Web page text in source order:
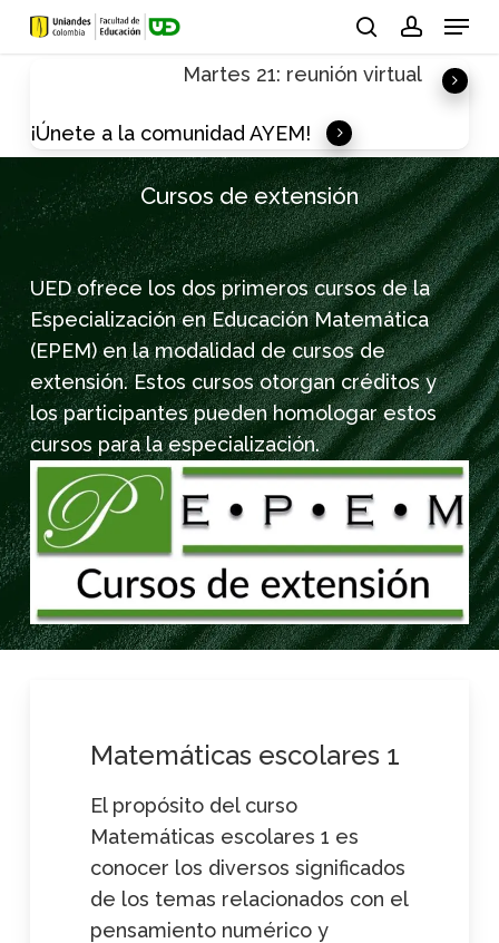
Skip
Menu
Martes 21: reunión virtual
¡Únete a la comunidad AYEM!
Cursos de extensión
UED ofrece los dos primeros cursos de la
Especialización en Educación Matemática
(EPEM) en la modalidad de cursos de
extensión. Estos cursos otorgan créditos y
los participantes pueden homologar estos
cursos para la especialización.
Matemáticas escolares 1
El propósito del curso
Matemáticas escolares 1 es
conocer los diversos significados
de los temas relacionados con el
pensamiento numérico y